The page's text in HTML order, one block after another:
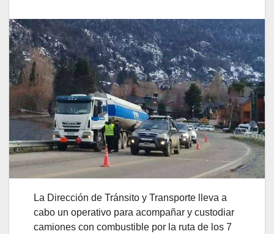
La Dirección de Tránsito y Transporte lleva a
cabo un operativo para acompañar y custodiar
camiones con combustible por la ruta de los 7